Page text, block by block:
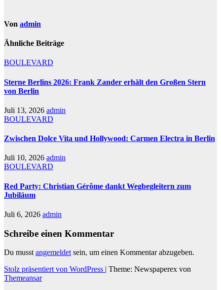
Von admin
Ähnliche Beiträge
BOULEVARD
Sterne Berlins 2026: Frank Zander erhält den Großen Stern
von Berlin
Juli 13, 2026 admin
BOULEVARD
Zwischen Dolce Vita und Hollywood: Carmen Electra in Berlin
Juli 10, 2026 admin
BOULEVARD
Red Party: Christian Gérôme dankt Wegbegleitern zum
Jubiläum
Juli 6, 2026 admin
Schreibe einen Kommentar
Du musst angemeldet sein, um einen Kommentar abzugeben.
Stolz präsentiert von WordPress | Theme: Newspaperex von
Themeansar